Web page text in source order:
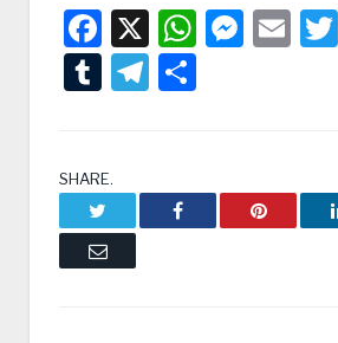
Facebook
X
TumblrTelegram
SHARE.
Facebook Pinterest
Email